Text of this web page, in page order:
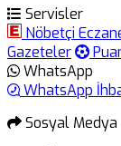
Servisler
Nöbetçi
Gazeteler
WhatsApp
WhatsApp
Sosyal Medya